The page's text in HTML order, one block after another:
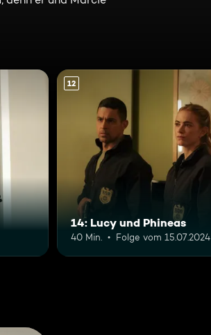
12
14: Lucy und Phineas
40 Min. Folge vom 15.07.2024